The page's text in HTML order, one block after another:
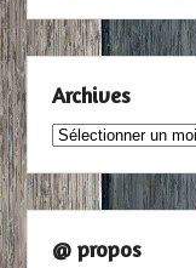
Archives
Archives
@ propos